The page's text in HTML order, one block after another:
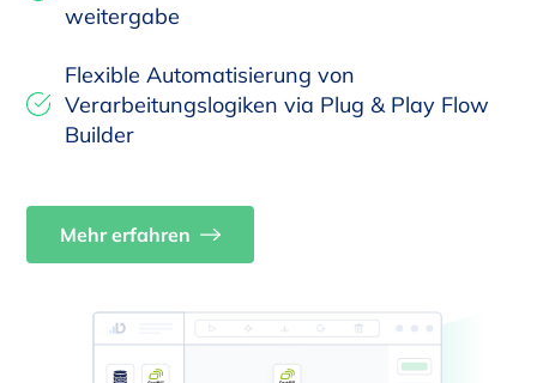
weitergabe
Flexible Automatisierung von
Verarbeitungslogiken via Plug & Play Flow
Builder
Mehr erfahren